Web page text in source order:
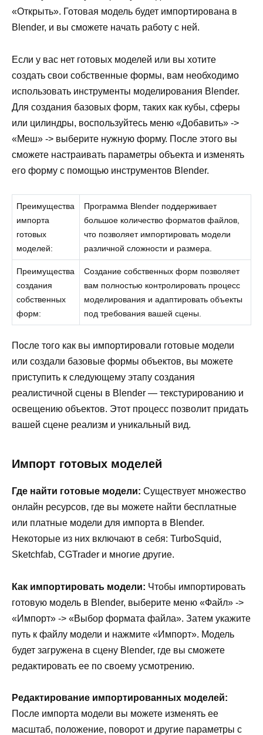
«Открыть». Готовая модель будет импортирована в
Blender, и вы сможете начать работу с ней.
Если у вас нет готовых моделей или вы хотите
создать свои собственные формы, вам необходимо
использовать инструменты моделирования Blender.
Для создания базовых форм, таких как кубы, сферы
или цилиндры, воспользуйтесь меню «Добавить» ->
«Меш» -> выберите нужную форму. После этого вы
сможете настраивать параметры объекта и изменять
его форму с помощью инструментов Blender.
Преимущества
импорта
готовых
моделей:
Программа Blender поддерживает
большое количество форматов файлов,
что позволяет импортировать модели
различной сложности и размера.
Преимущества
создания
собственных
форм:
Создание собственных форм позволяет
вам полностью контролировать процесс
моделирования и адаптировать объекты
под требования вашей сцены.
После того как вы импортировали готовые модели
или создали базовые формы объектов, вы можете
приступить к следующему этапу создания
реалистичной сцены в Blender — текстурированию и
освещению объектов. Этот процесс позволит придать
вашей сцене реализм и уникальный вид.
Импорт готовых моделей
Где найти готовые модели: Существует множество
онлайн ресурсов, где вы можете найти бесплатные
или платные модели для импорта в Blender.
Некоторые из них включают в себя: TurboSquid,
Sketchfab, CGTrader и многие другие.
Как импортировать модели: Чтобы импортировать
готовую модель в Blender, выберите меню «Файл» ->
«Импорт» -> «Выбор формата файла». Затем укажите
путь к файлу модели и нажмите «Импорт». Модель
будет загружена в сцену Blender, где вы сможете
редактировать ее по своему усмотрению.
Редактирование импортированных моделей:
После импорта модели вы можете изменять ее
масштаб, положение, поворот и другие параметры с